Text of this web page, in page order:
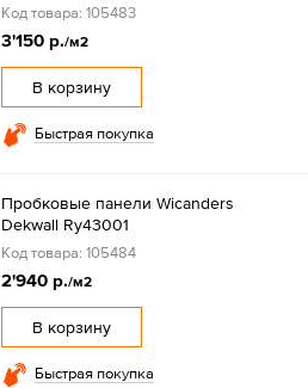
Код товара: 105483
3'150 р./м2
В корзину
Быстрая покупка
Пробковые панели Wicanders
Dekwall Ry43001
Код товара: 105484
2'940 р./м2
В корзину
Быстрая покупка